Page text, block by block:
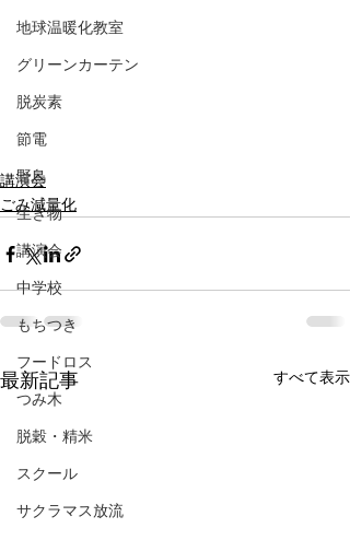
地球温暖化教室
グリーンカーテン
脱炭素
節電
野鳥
生き物
講演会
中学校
もちつき
フードロス
つみ木
脱穀・精米
スクール
サクラマス放流
講演会
ごみ減量化
最新記事 すべて表示